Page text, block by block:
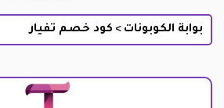
بوابة الكوبونات > كود خصم تفيار